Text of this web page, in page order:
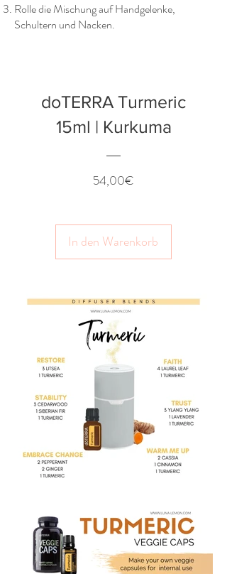
Rolle die Mischung auf Handgelenke,
Schultern und Nacken.
doTERRA Turmeric
15ml | Kurkuma
54,00€
In den Warenkorb